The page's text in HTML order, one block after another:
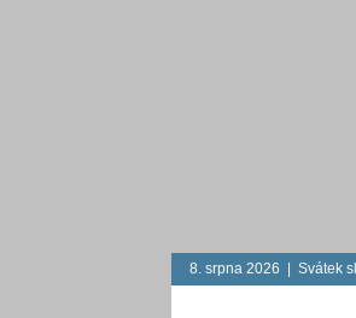
8. srpna 2026 | Svátek